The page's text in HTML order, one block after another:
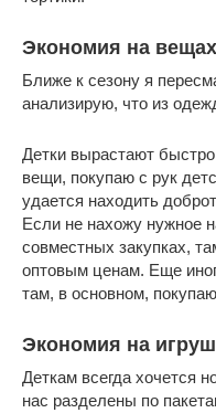
Экономия на вещах
Ближе к сезону я
анализирую, что из
Детки вырастают
вещи, покупаю с рук
удается находить
Если не нахожу нужное
совместных закупках,
оптовым ценам. Еще
там, в основном,
Экономия на
Деткам всегда хочется
нас разделены по